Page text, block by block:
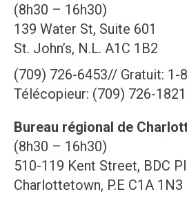
(8h30 – 16h30)
139 Water St, Suite 601
St. John’s, N.L. A1C 1B2
(709) 726-6453// Gratuit: 1-
Télécopieur: (709) 726-1821
Bureau régional de
(8h30 – 16h30)
510-119 Kent Street, BDC
Charlottetown, P.E C1A 1N3